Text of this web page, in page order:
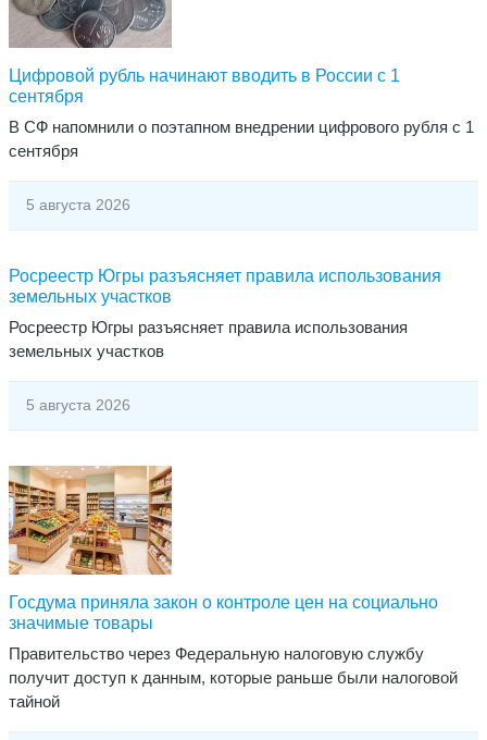
Цифровой рубль начинают вводить в России с 1
сентября
В СФ напомнили о поэтапном внедрении цифрового рубля с 1
сентября
5 августа 2026
Росреестр Югры разъясняет правила использования
земельных участков
Росреестр Югры разъясняет правила использования
земельных участков
5 августа 2026
Госдума приняла закон о контроле цен на социально
значимые товары
​Правительство через Федеральную налоговую службу
получит доступ к данным, которые раньше были налоговой
тайной